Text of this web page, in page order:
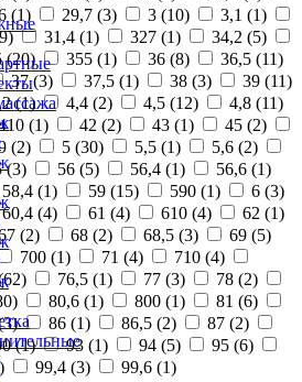
(1) 29,7 (3) 3 (10) 3,1 (1)
9) 31,4 (1) 327 (1) 34,2 (5)
(20) 355 (1) 36 (8) 36,5 (11)
37 (3) 37,5 (1) 38 (3) 39 (11)
(1) 4,4 (2) 4,5 (12) 4,8 (11)
(1) 42 (2) 43 (1) 45 (2)
(2) 5 (30) 5,5 (1) 5,6 (2)
(3) 56 (5) 56,4 (1) 56,6 (1)
58,4 (1) 59 (15) 590 (1) 6 (3)
60,4 (4) 61 (4) 610 (4) 62 (1)
(2) 68 (2) 68,5 (3) 69 (5)
700 (1) 71 (4) 710 (4)
62) 76,5 (1) 77 (3) 78 (2)
) 80,6 (1) 800 (1) 81 (6)
3) 86 (1) 86,5 (2) 87 (2)
(1) 93 (1) 94 (5) 95 (6)
) 99,4 (3) 99,6 (1)